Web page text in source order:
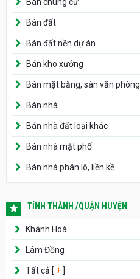
Bán đất
Bán đất nền dự án
Bán kho xưởng
Bán mặt bằng, sàn văn phòng
Bán nhà
Bán nhà đất loại khác
Bán nhà mặt phố
Bán nhà phân lô, liền kề
TỈNH THÀNH /QUẬN HUYỆN
Khánh Hoà
Lâm Đồng
Tất cả [ + ]